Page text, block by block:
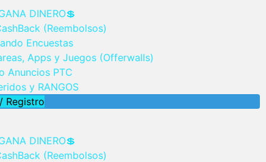
DINERO💲
(Reembolsos)
Encuestas
Apps y Juegos (Offerwalls)
Anuncios PTC
y RANGOS
Registro
DINERO💲
(Reembolsos)